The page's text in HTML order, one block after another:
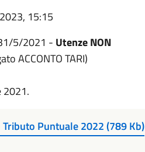
15:15
5/2021 - Utenze NON
ACCONTO TARI)
2021.
Tributo Puntuale 2022 (789 Kb)